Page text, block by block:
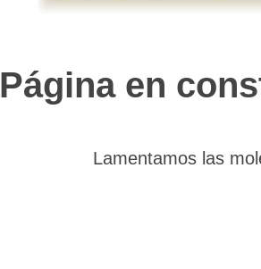
Página en
Lamentamos las